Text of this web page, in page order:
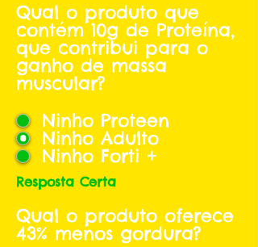
Qual o produto que
contém 10g de Proteína,
que contribui para o
ganho de massa
muscular?
Ninho Proteen
Ninho Adulto
Ninho Forti +
Resposta Certa
Qual o produto oferece
43% menos gordura?